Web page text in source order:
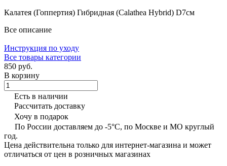
Калатея (Гоппертия) Гибридная (Calathea Hybrid) D7см
Все описание
Инструкция по уходу
Все товары категории
850 руб.
В корзину
Есть в наличии
Рассчитать доставку
Хочу в подарок
По России доставляем до -5°C, по Москве и МО круглый
год.
Цена действительна только для интернет-магазина и может
отличаться от цен в розничных магазинах